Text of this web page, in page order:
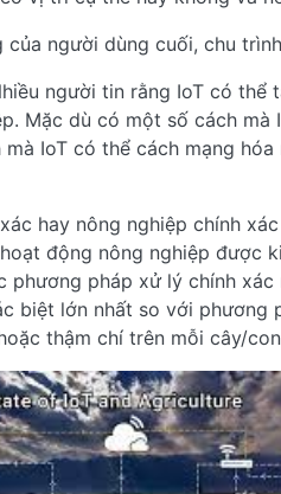
người dùng cuối, chu
người tin rằng IoT có
Mặc dù có một số cách mà
IoT có thể cách mạng
hay nông nghiệp chính
động nông nghiệp được
pháp xử lý chính
biệt lớn nhất so với phương
thậm chí trên mỗi cây/